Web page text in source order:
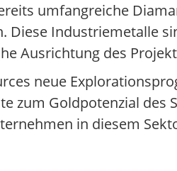
umfangreiche
Industriemetalle
Ausrichtung des
neue
zum Goldpotenzial des
in diesem